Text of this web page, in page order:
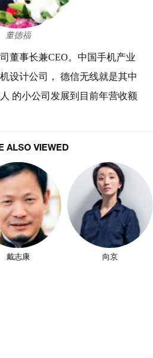
董德福
董事长兼CEO。中国手机产业
设计公司， 德信无线就是其中
的小公司发展到目前年营收额
ALSO VIEWED
戴志康 向京